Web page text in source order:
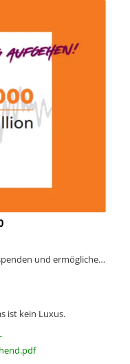
und ermögliche…
ist kein Luxus.